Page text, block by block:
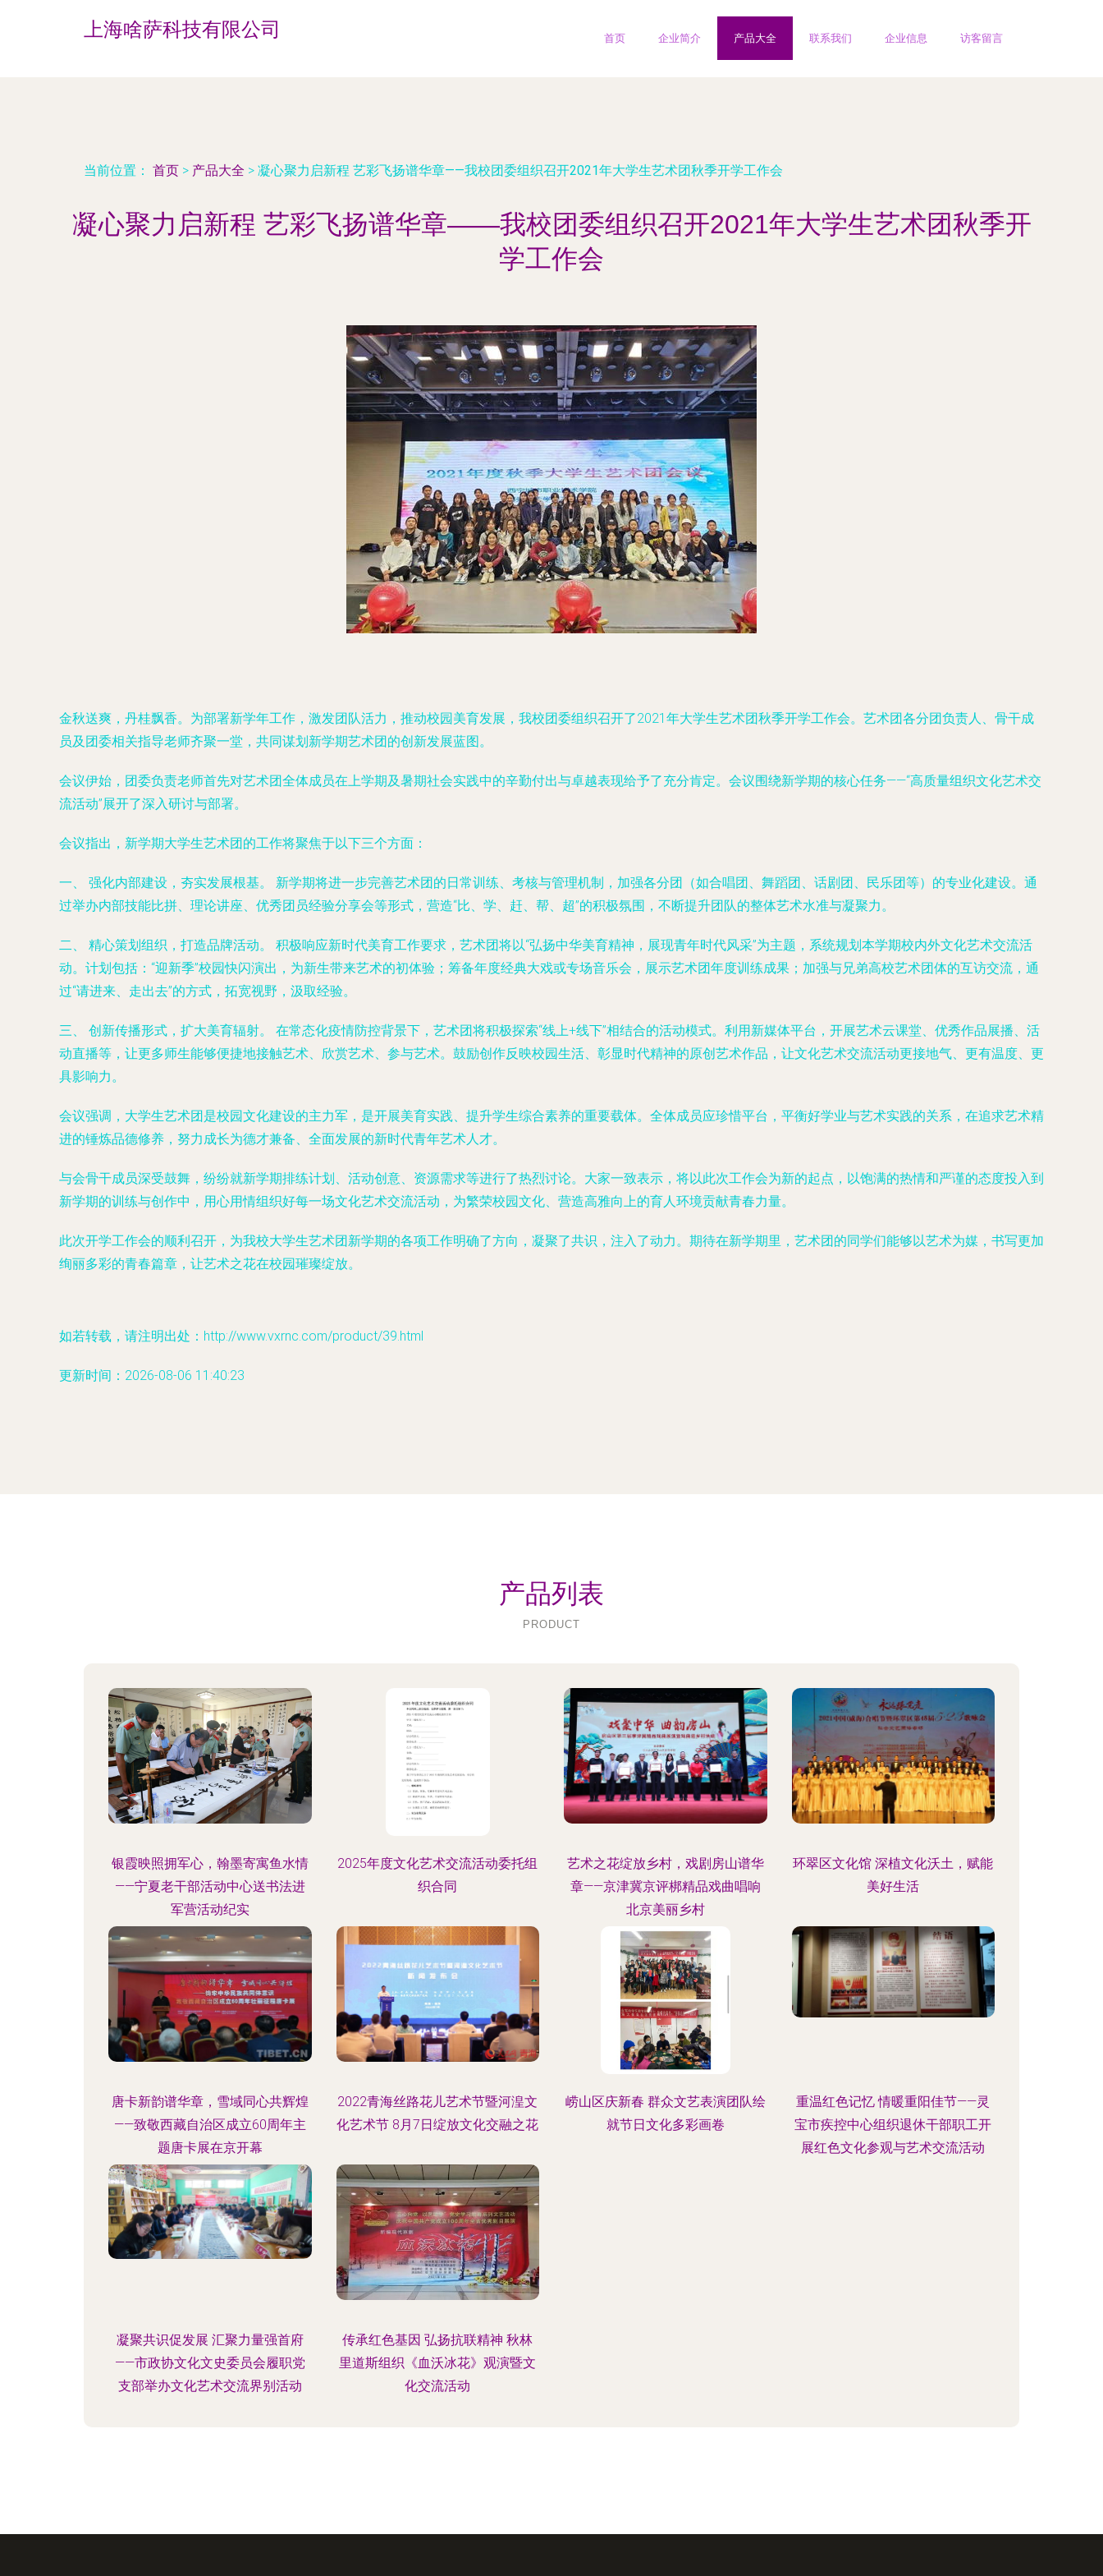
上海啥萨科技有限公司 首页 企业简介 产品大全 联系我们 企业信息 访客留言
当前位置： 首页 > 产品大全 > 凝心聚力启新程 艺彩飞扬谱华章——我校团委组织召开2021年大学生艺术团秋季开学工作会
凝心聚力启新程 艺彩飞扬谱华章——我校团委组织召开2021年大学生艺术团秋季开
学工作会
金秋送爽，丹桂飘香。为部署新学年工作，激发团队活力，推动校园美育发展，我校团委组织召开了2021年大学生艺术团秋季开学工作会。艺术团各分团负责人、骨干成
员及团委相关指导老师齐聚一堂，共同谋划新学期艺术团的创新发展蓝图。
会议伊始，团委负责老师首先对艺术团全体成员在上学期及暑期社会实践中的辛勤付出与卓越表现给予了充分肯定。会议围绕新学期的核心任务——“高质量组织文化艺术交
流活动”展开了深入研讨与部署。
会议指出，新学期大学生艺术团的工作将聚焦于以下三个方面：
一、 强化内部建设，夯实发展根基。
新学期将进一步完善艺术团的日常训练、考核与管理机制，加强各分团（如合唱团、舞蹈团、话剧团、民乐团等）的专业化建设。通
过举办内部技能比拼、理论讲座、优秀团员经验分享会等形式，营造“比、学、赶、帮、超”的积极氛围，不断提升团队的整体艺术水准与凝聚力。
二、 精心策划组织，打造品牌活动。
积极响应新时代美育工作要求，艺术团将以“弘扬中华美育精神，展现青年时代风采”为主题，系统规划本学期校内外文化艺术交流活
动。计划包括：“迎新季”校园快闪演出，为新生带来艺术的初体验；筹备年度经典大戏或专场音乐会，展示艺术团年度训练成果；加强与兄弟高校艺术团体的互访交流，通
过“请进来、走出去”的方式，拓宽视野，汲取经验。
三、 创新传播形式，扩大美育辐射。
在常态化疫情防控背景下，艺术团将积极探索“线上+线下”相结合的活动模式。利用新媒体平台，开展艺术云课堂、优秀作品展播、活
动直播等，让更多师生能够便捷地接触艺术、欣赏艺术、参与艺术。鼓励创作反映校园生活、彰显时代精神的原创艺术作品，让文化艺术交流活动更接地气、更有温度、更
具影响力。
会议强调，大学生艺术团是校园文化建设的主力军，是开展美育实践、提升学生综合素养的重要载体。全体成员应珍惜平台，平衡好学业与艺术实践的关系，在追求艺术精
进的锤炼品德修养，努力成长为德才兼备、全面发展的新时代青年艺术人才。
与会骨干成员深受鼓舞，纷纷就新学期排练计划、活动创意、资源需求等进行了热烈讨论。大家一致表示，将以此次工作会为新的起点，以饱满的热情和严谨的态度投入到
新学期的训练与创作中，用心用情组织好每一场文化艺术交流活动，为繁荣校园文化、营造高雅向上的育人环境贡献青春力量。
此次开学工作会的顺利召开，为我校大学生艺术团新学期的各项工作明确了方向，凝聚了共识，注入了动力。期待在新学期里，艺术团的同学们能够以艺术为媒，书写更加
绚丽多彩的青春篇章，让艺术之花在校园璀璨绽放。
如若转载，请注明出处：http://www.vxrnc.com/product/39.html
更新时间：2026-08-06 11:40:23
产品列表
PRODUCT
银霞映照拥军心，翰墨寄寓鱼水情
——宁夏老干部活动中心送书法进
军营活动纪实
2025年度文化艺术交流活动委托组
织合同
艺术之花绽放乡村，戏剧房山谱华
章——京津冀京评梆精品戏曲唱响
北京美丽乡村
环翠区文化馆 深植文化沃土，赋能
美好生活
唐卡新韵谱华章，雪域同心共辉煌
——致敬西藏自治区成立60周年主
题唐卡展在京开幕
2022青海丝路花儿艺术节暨河湟文
化艺术节 8月7日绽放文化交融之花
崂山区庆新春 群众文艺表演团队绘
就节日文化多彩画卷
重温红色记忆 情暖重阳佳节——灵
宝市疾控中心组织退休干部职工开
展红色文化参观与艺术交流活动
凝聚共识促发展 汇聚力量强首府
——市政协文化文史委员会履职党
支部举办文化艺术交流界别活动
传承红色基因 弘扬抗联精神 秋林
里道斯组织《血沃冰花》观演暨文
化交流活动